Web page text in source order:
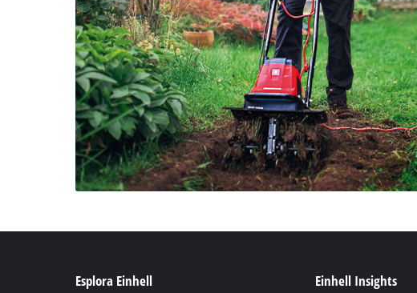
Esplora Einhell Einhell Insights